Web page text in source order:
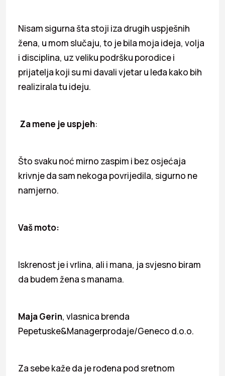
Nisam sigurna šta stoji iza drugih uspješnih
žena, u mom slučaju, to je bila moja ideja, volja
i disciplina, uz veliku podršku porodice i
prijatelja koji su mi davali vjetar u leđa kako bih
realizirala tu ideju.
Za mene je uspjeh:
Što svaku noć mirno zaspim i bez osjećaja
krivnje da sam nekoga povrijedila, sigurno ne
namjerno.
Vaš moto:
Iskrenost je i vrlina, ali i mana, ja svjesno biram
da budem žena s manama.
Maja Gerin, vlasnica brenda
Pepetuske&Managerprodaje/Geneco d.o.o.
Za sebe kaže da je rođena pod sretnom